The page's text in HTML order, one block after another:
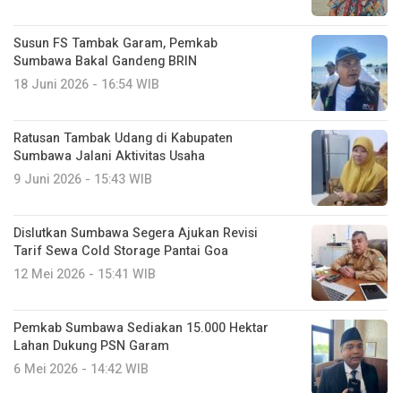
Susun FS Tambak Garam, Pemkab
Sumbawa Bakal Gandeng BRIN
18 Juni 2026 - 16:54 WIB
Ratusan Tambak Udang di Kabupaten
Sumbawa Jalani Aktivitas Usaha
9 Juni 2026 - 15:43 WIB
Dislutkan Sumbawa Segera Ajukan Revisi
Tarif Sewa Cold Storage Pantai Goa
12 Mei 2026 - 15:41 WIB
Pemkab Sumbawa Sediakan 15.000 Hektar
Lahan Dukung PSN Garam
6 Mei 2026 - 14:42 WIB